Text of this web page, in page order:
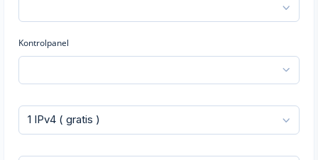
Kontrolpanel